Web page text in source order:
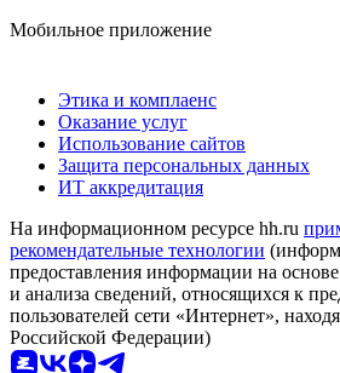
Мобильное приложение
Этика и комплаенс
Оказание услуг
Использование сайтов
Защита персональных данных
ИТ аккредитация
На информационном ресурсе hh.ru
рекомендательные технологии
предоставления информации на
и анализа сведений, относящихся к
пользователей сети «Интернет»,
Российской Федерации)